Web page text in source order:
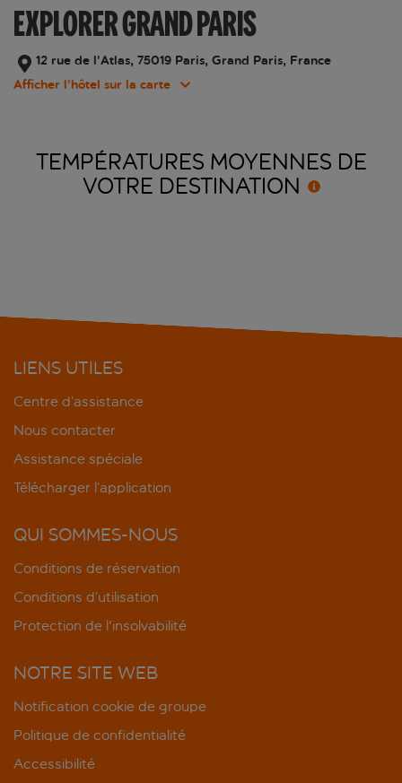
EXPLORER GRAND PARIS
12 rue de l’Atlas, 75019 Paris, Grand Paris, France
Afficher l’hôtel sur la carte
TEMPÉRATURES MOYENNES DE
VOTRE DESTINATION
LIENS UTILES
Centre d’assistance
Nous contacter
Assistance spéciale
Télécharger l’application
QUI SOMMES-NOUS
Conditions de réservation
Conditions d’utilisation
Protection de l'insolvabilité
NOTRE SITE WEB
Notification cookie de groupe
Politique de confidentialité
Accessibilité